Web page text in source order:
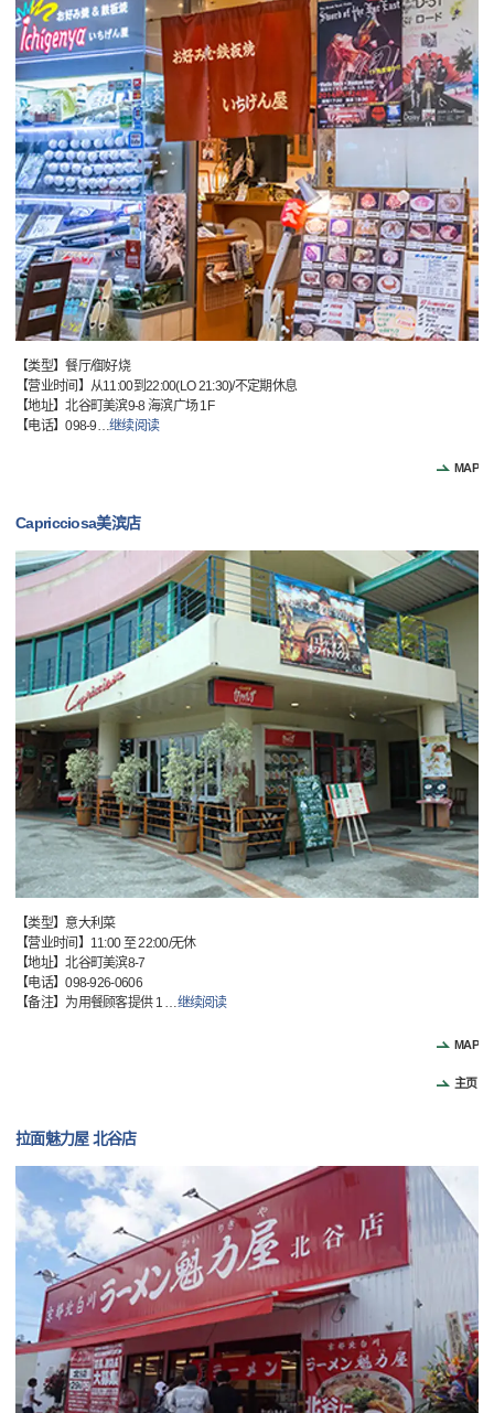
【类型】餐厅/御好烧
【营业时间】从11:00到22:00(LO 21:30)/不定期休息
【地址】北谷町美滨9-8 海滨广场 1F
【电话】098-9…继续阅读
MAP
Capricciosa美滨店
【类型】意大利菜
【营业时间】11:00 至 22:00/无休
【地址】北谷町美滨8-7
【电话】098-926-0606
【备注】为用餐顾客提供 1 …继续阅读
MAP
主页
拉面魅力屋 北谷店